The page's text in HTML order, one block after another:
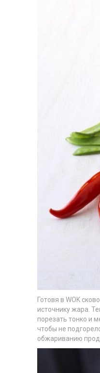
Готовя в WOK
источнику жара.
порезать тонко и
чтобы не
обжариванию